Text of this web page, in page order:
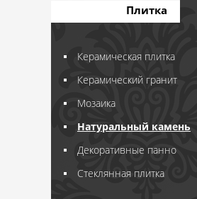
Плитка
Керамическая плитка
Керамический гранит
Мозаика
Натуральный камень
Декоративные панно
Стеклянная плитка